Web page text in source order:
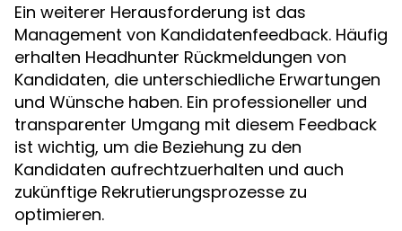
Ein weiterer Herausforderung ist das
Management von Kandidatenfeedback. Häufig
erhalten Headhunter Rückmeldungen von
Kandidaten, die unterschiedliche Erwartungen
und Wünsche haben. Ein professioneller und
transparenter Umgang mit diesem Feedback
ist wichtig, um die Beziehung zu den
Kandidaten aufrechtzuerhalten und auch
zukünftige Rekrutierungsprozesse zu
optimieren.